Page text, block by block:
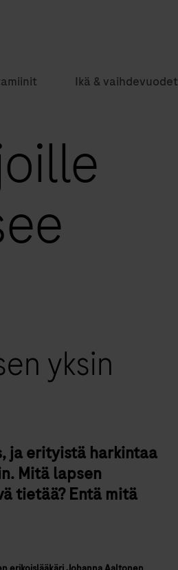
Ikä & vaihdevuodet
yksin
ja erityistä harkintaa
Mitä lapsen
tietää? Entä mitä